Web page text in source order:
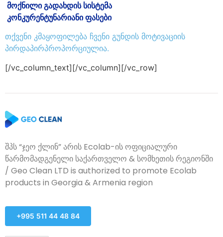
მოქნილი გადახდის სისტემა
კონკურენტუნარიანი ფასები
თქვენი კმაყოფილება ჩვენი გუნდის მოტივაციის
პირდაპირპროპორციულია.
[/vc_column_text][/vc_column][/vc_row]
შპს “ჯეო ქლინ” არის Ecolab-ის ოფიციალური
წარმომადგენელი საქართველო & სომხეთის რეგიონში
/ Geo Clean LTD is authorized to promote Ecolab
products in Georgia & Armenia region
+995 511 44 48 84